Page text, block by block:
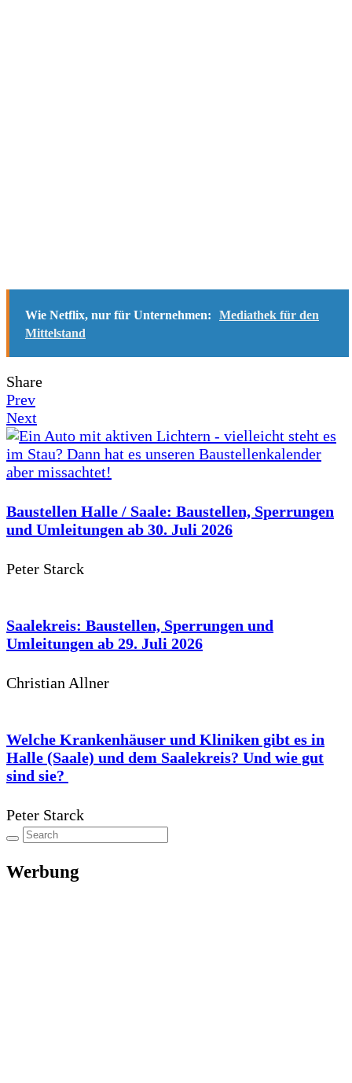
Wie Netflix, nur für Unternehmen:
Mediathek für den
Mittelstand
Share
Prev
Next
Baustellen Halle / Saale: Baustellen, Sperrungen
und Umleitungen ab 30. Juli 2026
Peter Starck
Saalekreis: Baustellen, Sperrungen und
Umleitungen ab 29. Juli 2026
Christian Allner
Welche Krankenhäuser und Kliniken gibt es in
Halle (Saale) und dem Saalekreis? Und wie gut
sind sie?
Peter Starck
Werbung